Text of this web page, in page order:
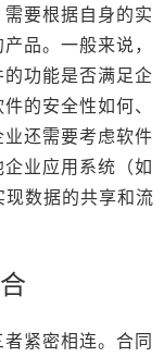
要根据自身的实
品。一般来说，
功能是否满足企
的安全性如何、
还需要考虑软件
业应用系统（如
现数据的共享和流
紧密相连。合同